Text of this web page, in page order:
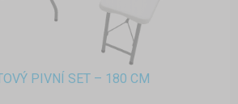
PIVNÍ SET – 180 CM